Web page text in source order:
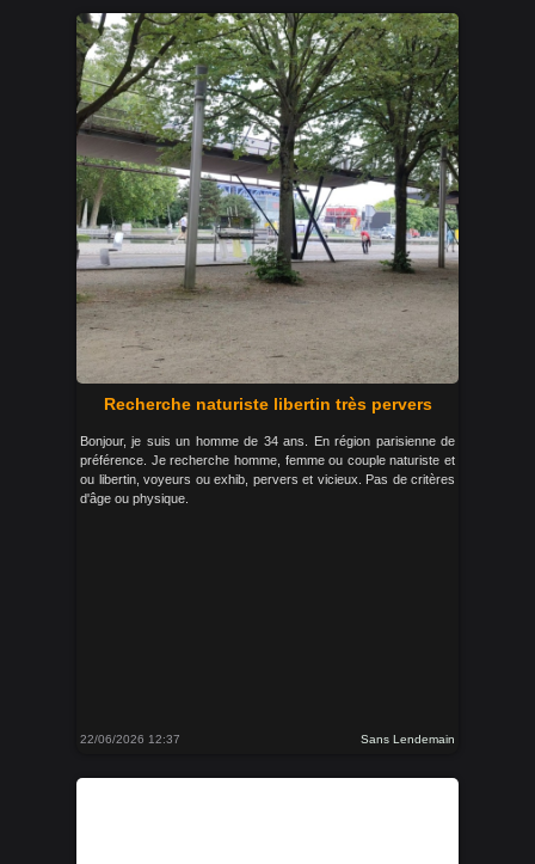
Recherche naturiste libertin très pervers
Bonjour, je suis un homme de 34 ans. En région parisienne de
préférence. Je recherche homme, femme ou couple naturiste et
ou libertin, voyeurs ou exhib, pervers et vicieux. Pas de critères
d'âge ou physique.
22/06/2026 12:37 Sans Lendemain